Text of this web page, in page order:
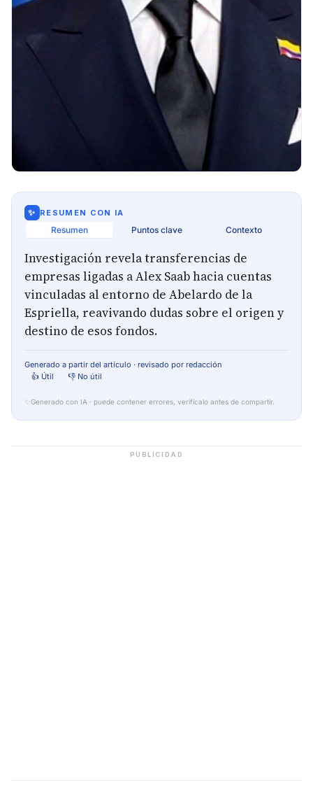
✨ RESUMEN CON IA
Resumen Puntos clave Contexto
Investigación revela transferencias de
empresas ligadas a Alex Saab hacia cuentas
vinculadas al entorno de Abelardo de la
Espriella, reavivando dudas sobre el origen y
destino de esos fondos.
Generado a partir del artículo · revisado por redacción
👍 Útil
👎 No útil
✨ Generado con IA · puede contener errores, verifícalo antes de compartir.
PUBLICIDAD